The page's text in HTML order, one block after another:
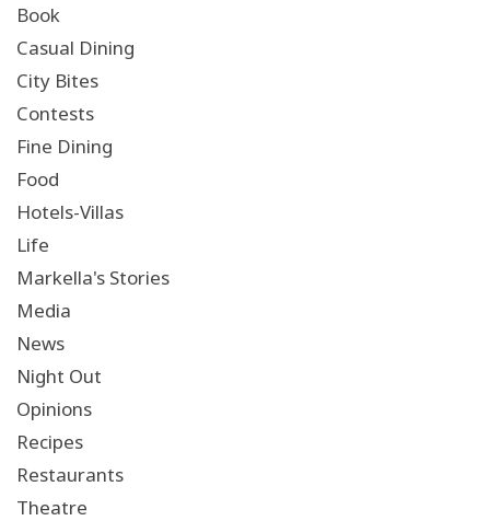
Book
Casual Dining
City Bites
Contests
Fine Dining
Food
Hotels-Villas
Life
Markella's Stories
Media
News
Night Out
Opinions
Recipes
Restaurants
Theatre